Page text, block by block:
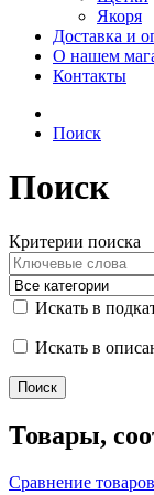
Якоря
Доставка и
О нашем
Контакты
Поиск
Поиск
Критерии поиска
Искать в
Искать в
Товары,
Сравнение